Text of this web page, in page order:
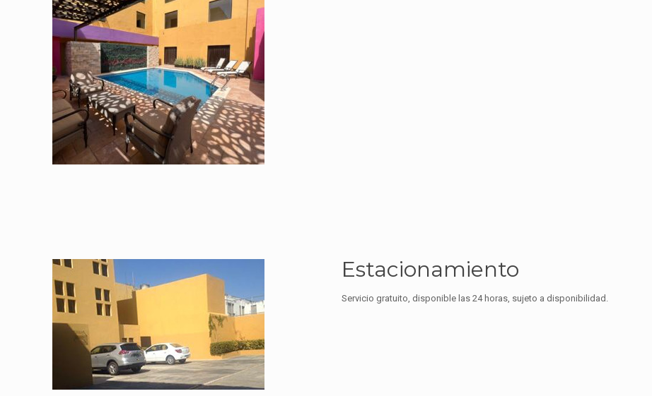
Estacionamiento
Servicio gratuito, disponible las 24 horas, sujeto a disponibilidad.